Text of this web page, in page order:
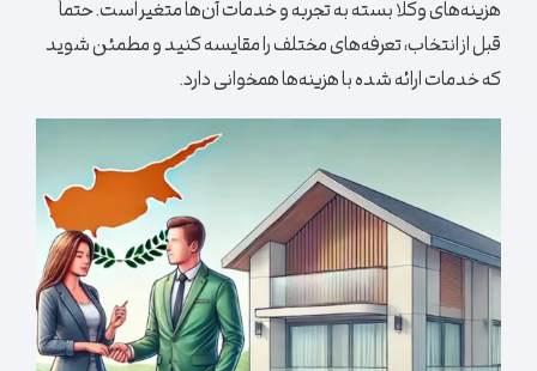
هزینه‌های وکلا بسته به تجربه و خدمات آن‌ها متغیر است. حتماً
قبل از انتخاب، تعرفه‌های مختلف را مقایسه کنید و مطمئن شوید
که خدمات ارائه شده با هزینه‌ها همخوانی دارد.